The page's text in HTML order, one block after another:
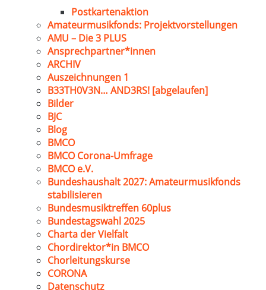
Postkartenaktion
Amateurmusikfonds: Projektvorstellungen
AMU – Die 3 PLUS
Ansprechpartner*innen
ARCHIV
Auszeichnungen 1
B33TH0V3N… AND3RS! [abgelaufen]
Bilder
BJC
Blog
BMCO
BMCO Corona-Umfrage
BMCO e.V.
Bundeshaushalt 2027: Amateurmusikfonds
stabilisieren
Bundesmusiktreffen 60plus
Bundestagswahl 2025
Charta der Vielfalt
Chordirektor*in BMCO
Chorleitungskurse
CORONA
Datenschutz